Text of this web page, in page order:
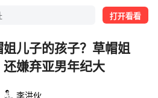
打开看看
儿子的孩子？草帽姐
嫌弃亚男年纪大
李洪伙